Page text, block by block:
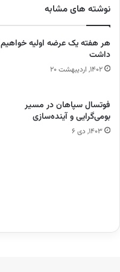
نوشته های مشابه
هر هفته یک عرضه اولیه خواهیم
داشت
۱۴۰۲, اردیبهشت ۲۰
فوتسال سپاهان در مسیر
بومی‌گرایی و آینده‌سازی
۱۴۰۳, دی ۶